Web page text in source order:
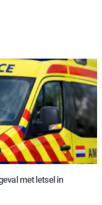
met letsel in